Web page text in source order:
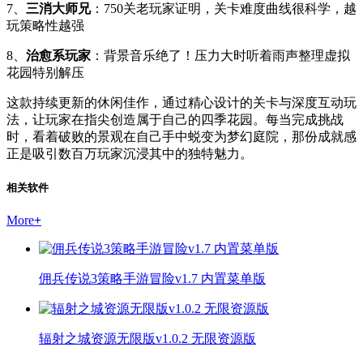
7、 三消大师兄：750关老玩家证明，关卡难度曲线很科学，越
玩策略性越强
8、 治愈系玩家 ：背景音乐绝了！压力大时听着雨声整理虚拟
花园特别解压
这款持续更新的休闲佳作，通过精心设计的关卡与深度互动玩
法，让玩家在指尖创造属于自己的四季花园。每当完成挑战
时，看着破败的景观在自己手中蜕变为梦幻庭院，那份成就感
正是吸引数百万玩家沉浸其中的独特魅力。
相关软件
More+
佣兵传说3策略手游冒险v1.7 内置菜单版
辐射之城资源无限版v1.0.2 无限资源版